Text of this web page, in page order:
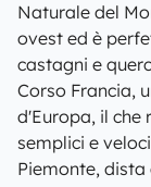
Naturale del
ovest ed è
castagni e
Corso Francia,
d'Europa, il che
semplici e
Piemonte,